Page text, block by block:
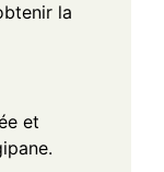
la
et